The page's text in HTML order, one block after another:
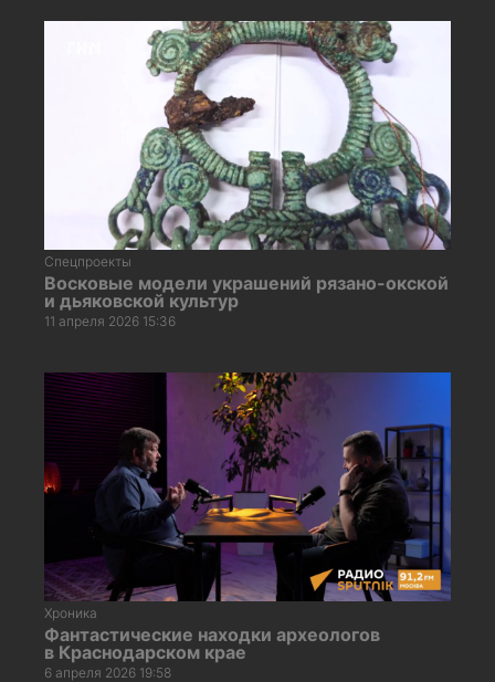
Спецпроекты
Восковые модели украшений рязано-окской
и дьяковской культур
11 апреля 2026 15:36
Хроника
Фантастические находки археологов
в Краснодарском крае
6 апреля 2026 19:58